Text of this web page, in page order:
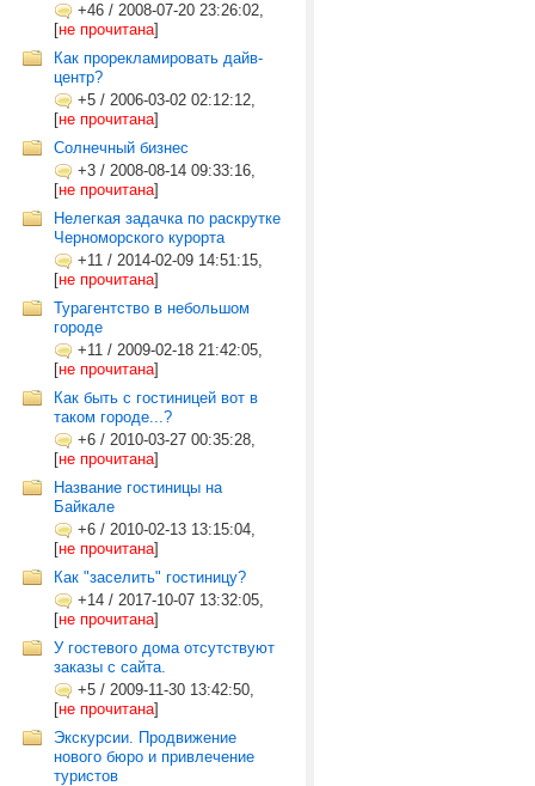
+46 / 2008-07-20 23:26:02,
[не прочитана]
Как прорекламировать дайв-
центр?
+5 / 2006-03-02 02:12:12,
[не прочитана]
Солнечный бизнес
+3 / 2008-08-14 09:33:16,
[не прочитана]
Нелегкая задачка по раскрутке
Черноморского курорта
+11 / 2014-02-09 14:51:15,
[не прочитана]
Турагентство в небольшом
городе
+11 / 2009-02-18 21:42:05,
[не прочитана]
Как быть с гостиницей вот в
таком городе...?
+6 / 2010-03-27 00:35:28,
[не прочитана]
Название гостиницы на
Байкале
+6 / 2010-02-13 13:15:04,
[не прочитана]
Как "заселить" гостиницу?
+14 / 2017-10-07 13:32:05,
[не прочитана]
У гостевого дома отсутствуют
заказы с сайта.
+5 / 2009-11-30 13:42:50,
[не прочитана]
Экскурсии. Продвижение
нового бюро и привлечение
туристов